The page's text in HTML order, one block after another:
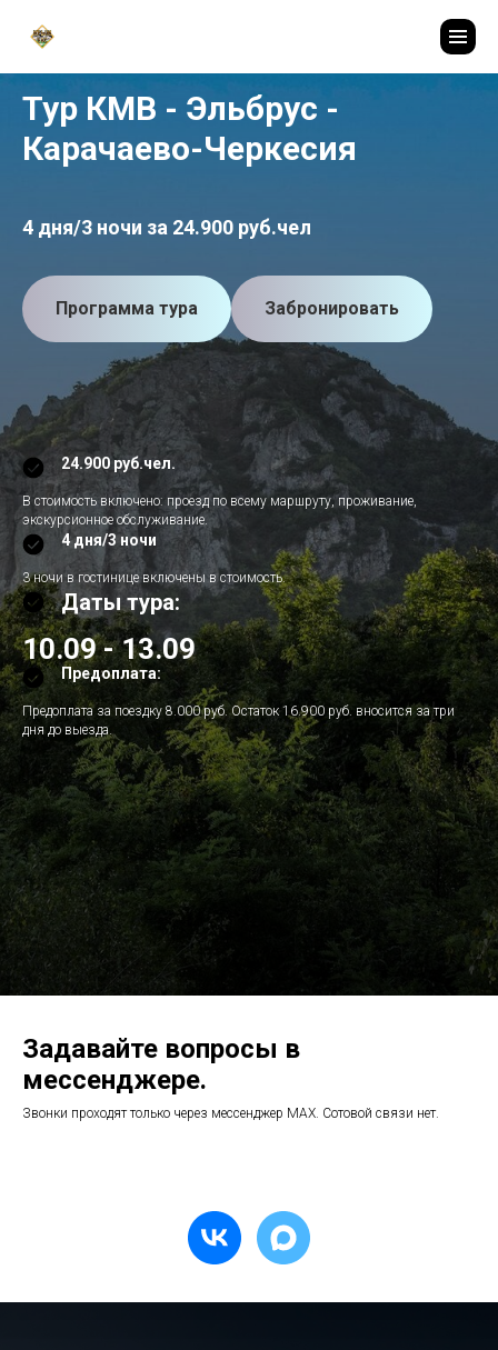
Тур КМВ - Эльбрус -
Карачаево-Черкесия
4 дня/3 ночи за 24.900 руб.чел
Программа тура Забронировать
24.900 руб.чел.
В стоимость включено: проезд по всему маршруту, проживание,
экскурсионное обслуживание.
4 дня/3 ночи
3 ночи в гостинице включены в стоимость.
Даты тура:
10.09 - 13.09
Предоплата:
Предоплата за поездку 8.000 руб. Остаток 16.900 руб. вносится за три
дня до выезда.
Задавайте вопросы в
мессенджере.
Звонки проходят только через мессенджер МАХ. Сотовой связи нет.